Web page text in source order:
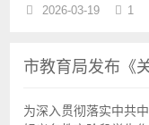
2026-03-19 1
市教育局发布《
为深入贯彻落实中共